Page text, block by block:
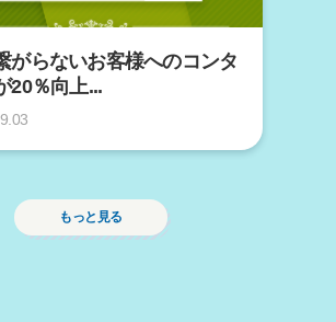
がらないお客様へのコンタ
20％向上...
もっと見る